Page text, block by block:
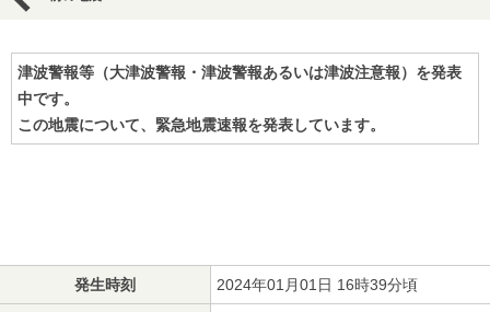
津波警報等（大津波警報・津波警報あるいは津波注意報）を発表
中です。
この地震について、緊急地震速報を発表しています。
発生時刻 2024年01月01日 16時39分頃